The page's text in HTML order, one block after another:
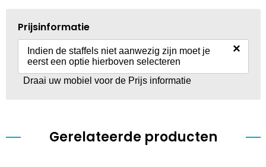
Prijsinformatie
Indien de staffels niet aanwezig zijn moet je
eerst een optie hierboven selecteren
×
Draai uw mobiel voor de Prijs informatie
Gerelateerde producten